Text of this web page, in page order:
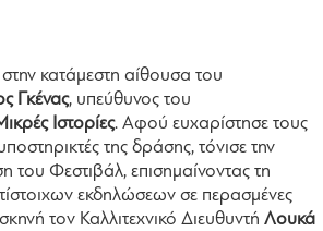
στην κατάμεστη αίθουσα του
Γκένας, υπεύθυνος του
Ιστορίες. Αφού ευχαρίστησε τους
της δράσης, τόνισε την
του Φεστιβάλ, επισημαίνοντας τη
εκδηλώσεων σε περασμένες
τον Καλλιτεχνικό ΔιευθυντήΛουκά